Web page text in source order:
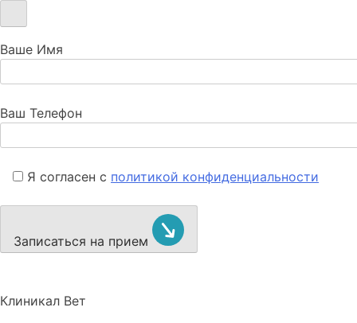
Ваше Имя
Ваш Телефон
Я согласен с политикой конфиденциальности
Записаться на прием
Клиникал Вет